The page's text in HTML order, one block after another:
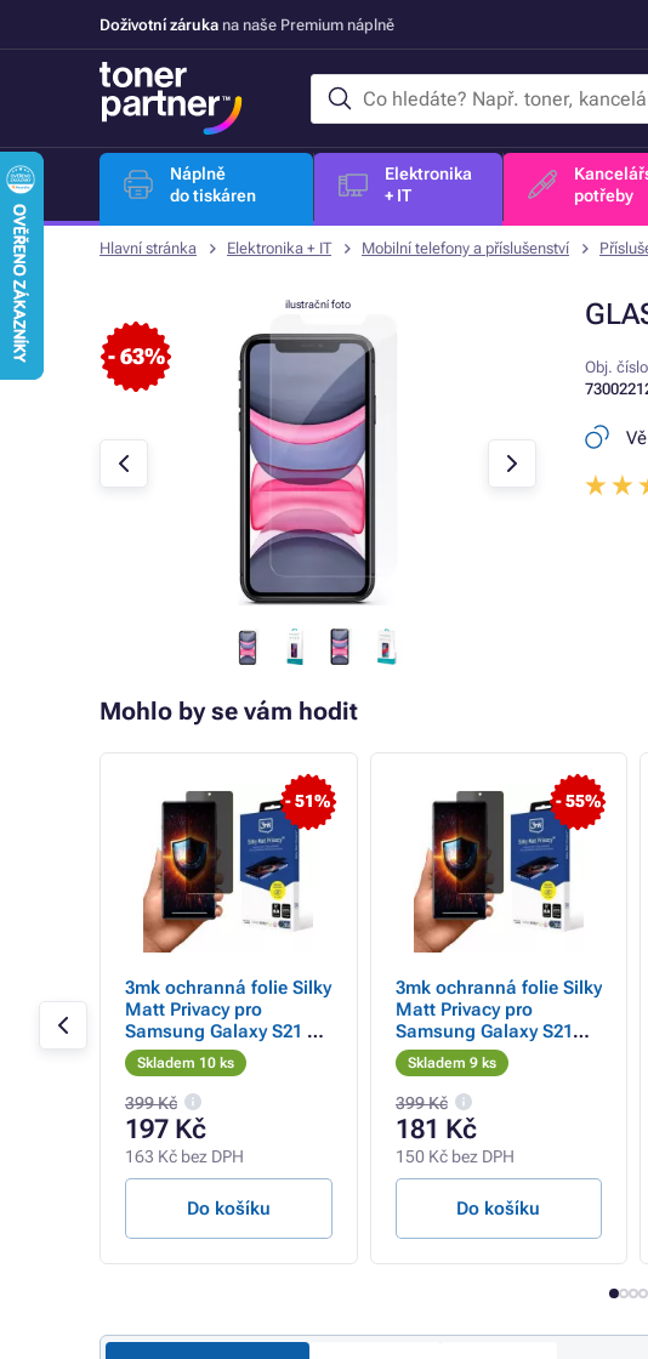
Doživotní záruka na naše Premium náplně
Náplně
do tiskáren
Elektronika
+ IT
potřeby
Hlavní stránka Elektronika + IT Mobilní telefony a příslušenství
- 63%
ilustrační foto
Obj. číslo
Mohlo by se vám hodit
- 51%
3mk ochranná folie Silky
Matt Privacy pro
Samsung Galaxy S21 FE
5GSkladem 10 ks
399 Kč
197 Kč
163 Kč bez DPH
Do košíku
- 55%
3mk ochranná folie Silky
Matt Privacy pro
Samsung Galaxy S21
Ultra 5G
Skladem 9 ks
399 Kč
181 Kč
150 Kč bez DPH
Do košíku